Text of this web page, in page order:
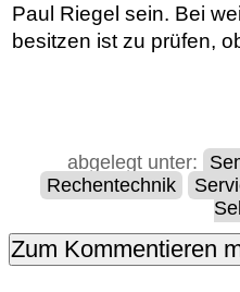
Paul Riegel sein. Bei
besitzen ist zu prüfen,
abgelegt unter:
Rechentechnik